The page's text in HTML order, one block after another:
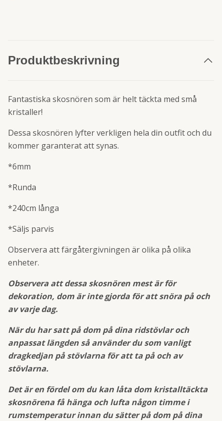
Produktbeskrivning
Fantastiska skosnören som är helt täckta med små
kristaller!
Dessa skosnören lyfter verkligen hela din outfit och du
kommer garanterat att synas.
*6mm
*Runda
*240cm långa
*Säljs parvis
Observera att färgåtergivningen är olika på olika
enheter.
Observera att dessa skosnören mest är för
dekoration, dom är inte gjorda för att snöra på och
av varje dag.
När du har satt på dom på dina ridstövlar och
anpassat längden så använder du som vanligt
dragkedjan på stövlarna för att ta på och av
stövlarna.
Det är en fördel om du kan låta dom kristalltäckta
skosnörena få hänga och lufta någon timme i
rumstemperatur innan du sätter på dom på dina